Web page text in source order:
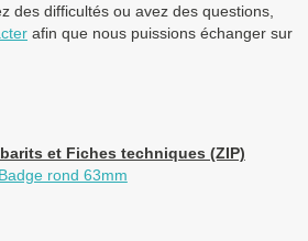
des difficultés ou avez des questions,
afin que nous puissions échanger sur
et Fiches techniques (ZIP)
rond 63mm